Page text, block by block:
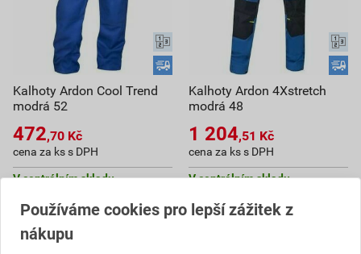
Kalhoty Ardon Cool Trend
modrá 52
472,70 Kč
cena za ks s DPH
V centrálním skladu
Kalhoty Ardon 4Xstretch
modrá 48
1 204,51 Kč
cena za ks s DPH
V centrálním skladu
Používáme cookies pro lepší zážitek z
nákupu